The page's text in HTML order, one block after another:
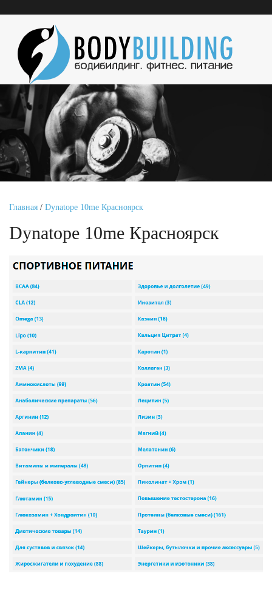
Главная / Dynatope 10me Красноярск
Dynatope 10me Красноярск